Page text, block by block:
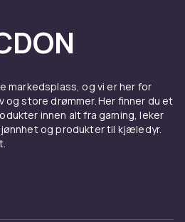
og
populære
setter stemningen og gir
og ikonisk preg.
og sølvkonfetti for et fullt
markedsplass, og vi er her for
og store drømmer. Her finner du et
innen alt fra gaming, leker
og produkter til kjæledyr.